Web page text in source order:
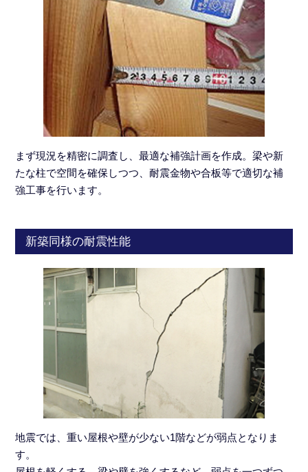
まず現況を精密に調査し、最適な補強計画を作成。梁や新
たな柱で空間を確保しつつ、耐震金物や合板等で適切な補
強工事を行います。
新築同様の耐震性能
地震では、重い屋根や壁が少ない1階などが弱点となりま
す。